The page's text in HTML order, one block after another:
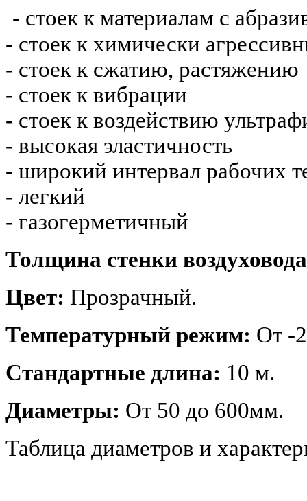
- стоек к материалам с
- стоек к химически
- стоек к сжатию, растяжению
- стоек к вибрации
- стоек к воздействию
- высокая эластичность
- широкий интервал рабочих
- легкий
- газогерметичный
Толщина стенки
Цвет: Прозрачный.
Температурный режим: От -
Стандартные длина: 10 м.
Диаметры: От 50 до 600мм.
Таблица диаметров и